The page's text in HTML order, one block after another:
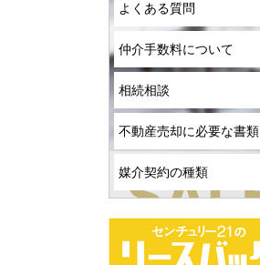
よくある質問
仲介手数料について
相続相談
不動産売却に必要な書類
媒介契約の種類